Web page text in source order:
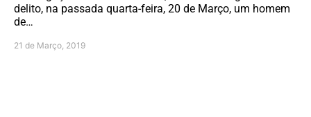
delito, na passada quarta-feira, 20 de Março, um homem
de…
21 de Março, 2019